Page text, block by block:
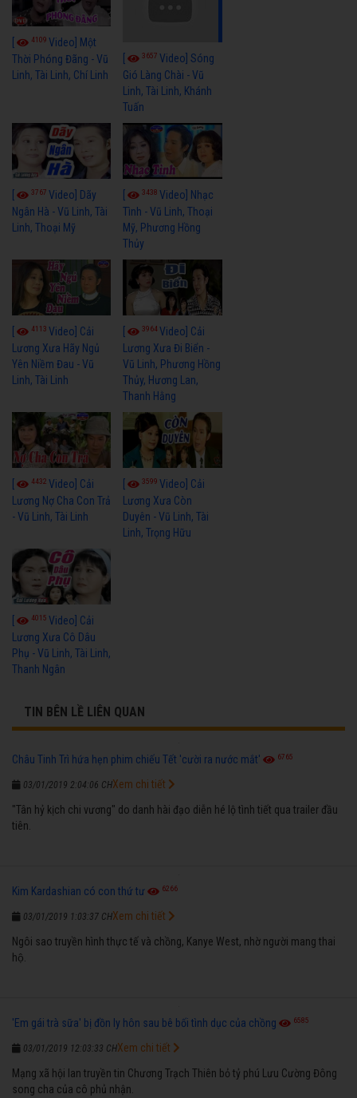
4109 Video] Một
Thời Phóng Đãng - Vũ
Linh, Tài Linh, Chí Linh
3657Video] Sóng
Gió Làng Chài - Vũ
Linh, Tài Linh, Khánh
Tuấn
3767 Video] Dãy
Ngân Hà - Vũ Linh, Tài
Linh, Thoại Mỹ
3438Video] Nhạc
Tình - Vũ Linh, Thoại
Mỹ, Phương Hồng
Thủy
4113 Video] Cải
Lương Xưa Hãy Ngủ
Yên Niềm Đau - Vũ
Linh, Tài Linh
3964Video] Cải
Lương Xưa Đi Biển -
Vũ Linh, Phương Hồng
Thủy, Hương Lan,
Thanh Hằng
4432 Video] Cải
Lương Nợ Cha Con Trả
- Vũ Linh, Tài Linh
3599Video] Cải
Lương Xưa Còn
Duyên - Vũ Linh, Tài
Linh, Trọng Hữu
[ 4015 Video] Cải
Lương Xưa Cô Dâu
Phụ - Vũ Linh, Tài Linh,
Thanh Ngân
TIN BÊN LỀ LIÊN QUAN
Châu Tinh Trì hứa hẹn phim chiếu Tết 'cười ra nước mắt' 6765
03/01/2019 2:04:06 CH
"Tân hỷ kịch chi vương" do danh hài đạo diễn hé lộ tình tiết qua trailer đầu
tiên.
Xem chi tiết
Kim Kardashian có con thứ tư 6266
03/01/2019 1:03:37 CH
Ngôi sao truyền hình thực tế và chồng, Kanye West, nhờ người mang thai
hộ.
Xem chi tiết
'Em gái trà sữa' bị đồn ly hôn sau bê bối tình dục của chồng 6585
03/01/2019 12:03:33 CH
Mạng xã hội lan truyền tin Chương Trạch Thiên bỏ tỷ phú Lưu Cường Đông
song cha của cô phủ nhận.
Xem chi tiết